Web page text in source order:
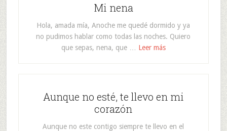
Mi nena
Hola, amada mía, Anoche me quedé dormido y ya
no pudimos hablar como todas las noches. Quiero
que sepas, nena, que … Leer más
Aunque no esté, te llevo en mi
corazón
Aunque no este contigo siempre te llevo en el